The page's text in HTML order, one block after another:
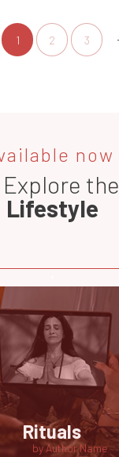
1 2 3
now
the
Lifestyle
Rituals
by Author Name